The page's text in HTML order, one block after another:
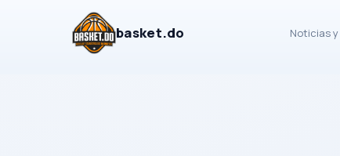
basket.do Noticias